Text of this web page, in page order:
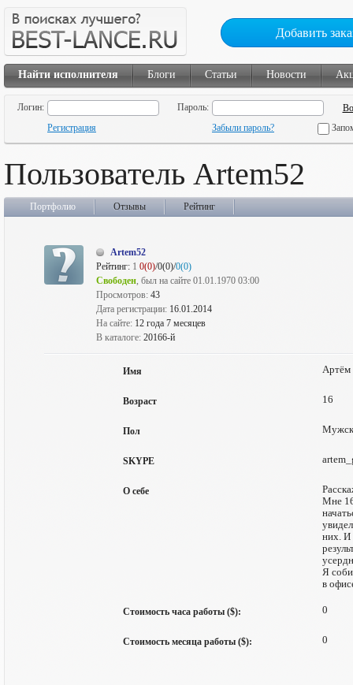
Добавить
Найти исполнителя Блоги Статьи Новости
Логин:
Пароль:
Регистрация
Забыли пароль?
Пользователь Artem52
Портфолио Отзывы Рейтинг
Artem52
Рейтинг: 1 0(0)/0(0)/0(0)
Свободен, был на сайте 01.01.1970 03:00
Просмотров: 43
Дата регистрации: 16.01.2014
На сайте: 12 года 7 месяцев
В каталоге: 20166-й
Имя Артём
Возраст 16
Пол
SKYPE
О себе
Мне
них. И
Я
в
Стоимость часа работы ($): 0
Стоимость месяца работы ($): 0